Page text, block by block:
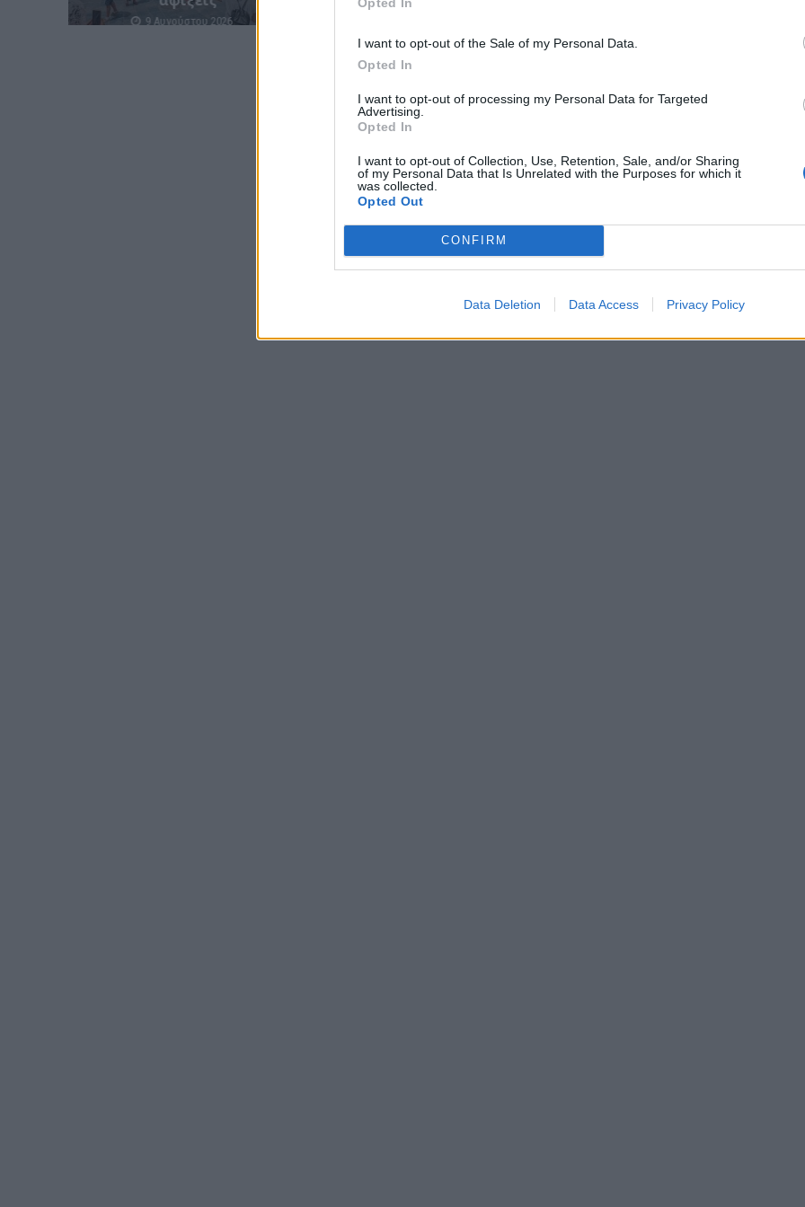
I want to opt-out of the Sale of my Personal Data.
Opted In
I want to opt-out of processing my Personal Data for Targeted
Advertising.
Opted In
I want to opt-out of Collection, Use, Retention, Sale, and/or Sharing
of my Personal Data that Is Unrelated with the Purposes for which it
was collected.
Opted Out
CONFIRM
Data Deletion Data Access Privacy Policy
9 Αυγούστου 2026